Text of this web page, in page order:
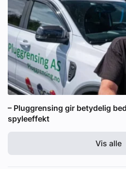
– Pluggrensing gir betydelig
spyleeffekt
Vis alle